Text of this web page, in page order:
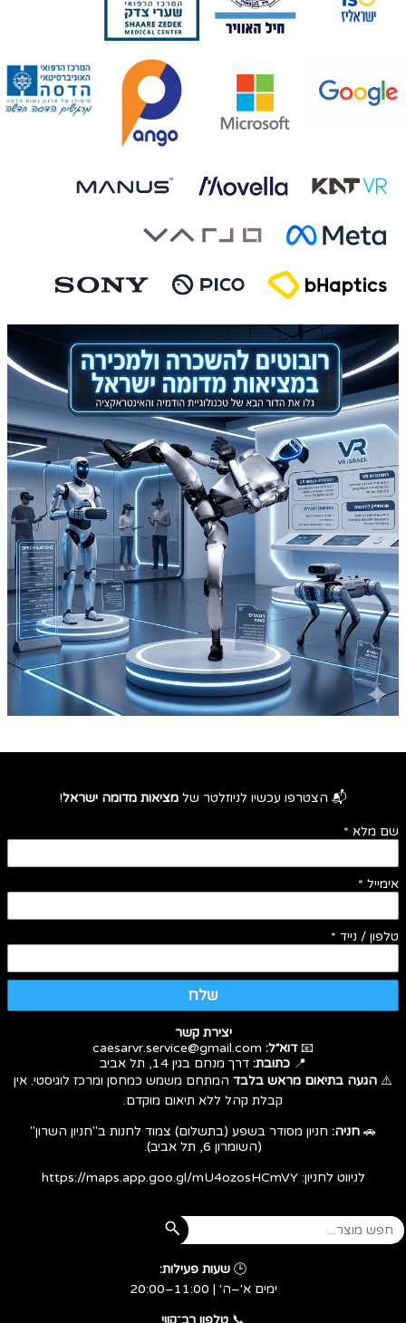
📬 הצטרפו עכשיו לניוזלטר של מציאות מדומה ישראל!
שם מלא *
אימייל *
טלפון / נייד *
שלח
יצירת קשר
📧דוא״ל:
📍 כתובת: דרך מנחם בגין 14, תל אביב
⚠️ הגעה בתיאום מראש בלבד המתחם משמש כמחסן ומרכז לוגיסטי. אין
קבלת קהל ללא תיאום מוקדם.
🚗 חניה: חניון מסודר בשפע (בתשלום) צמוד לחנות ב"חניון השרון"
(השומרון 6, תל אביב).
לניווט לחניון:https://maps.app.goo.gl/mU4ozosHCmVY
🕒 שעות פעילות:
ימים א׳–ה׳ | 11:00–20:00